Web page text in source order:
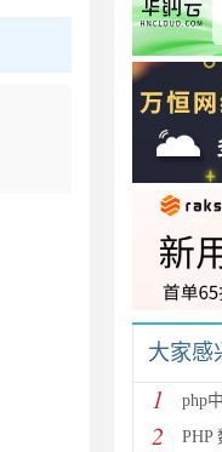
大家感
1 php
2 PHP